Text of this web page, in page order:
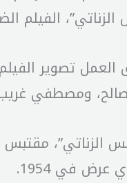
الفيلم
العمل تصوير
ومصطفي
عرض في 1954.